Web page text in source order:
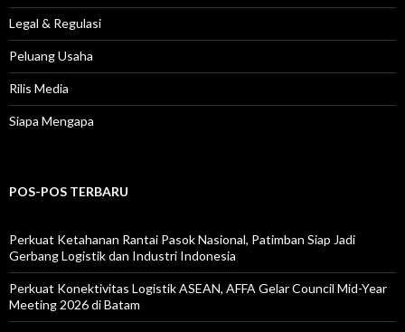
Legal & Regulasi
Peluang Usaha
Rilis Media
Siapa Mengapa
POS-POS TERBARU
Perkuat Ketahanan Rantai Pasok Nasional, Patimban Siap Jadi
Gerbang Logistik dan Industri Indonesia
Perkuat Konektivitas Logistik ASEAN, AFFA Gelar Council Mid-Year
Meeting 2026 di Batam